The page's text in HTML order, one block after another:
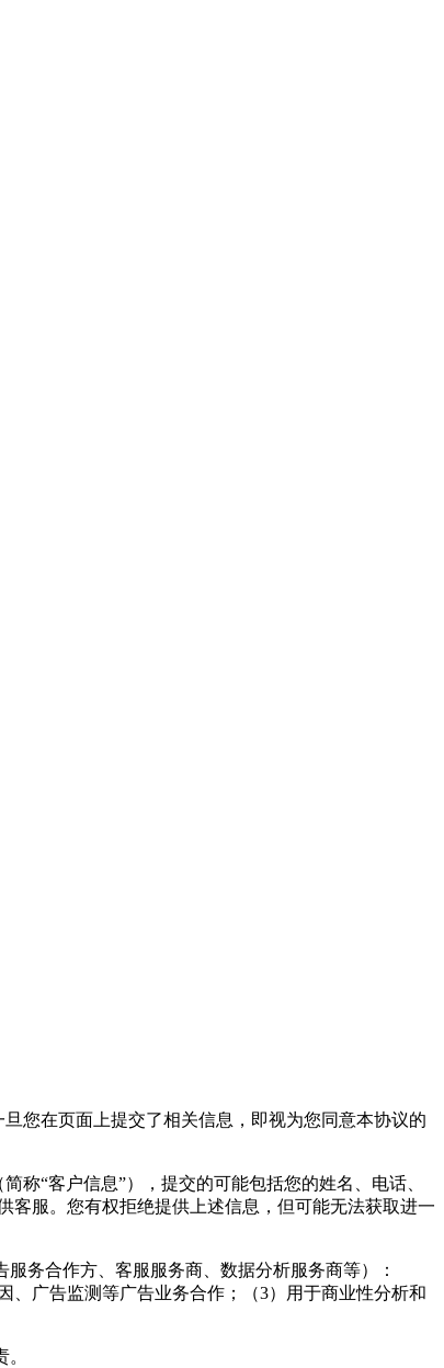
您在页面上提交了相关信息，即视为您同意本协议的
称“客户信息”），提交的可能包括您的姓名、电话、
客服。您有权拒绝提供上述信息，但可能无法获取进一
务合作方、客服服务商、数据分析服务商等）：
、广告监测等广告业务合作；（3）用于商业性分析和